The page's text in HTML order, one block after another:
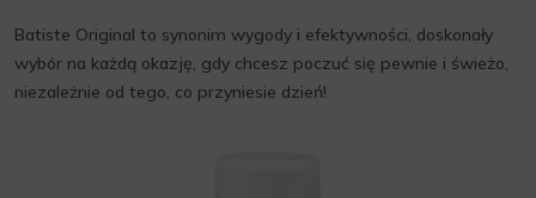
Batiste Original to synonim wygody i efektywności, doskonały
wybór na każdą okazję, gdy chcesz poczuć się pewnie i świeżo,
niezależnie od tego, co przyniesie dzień!